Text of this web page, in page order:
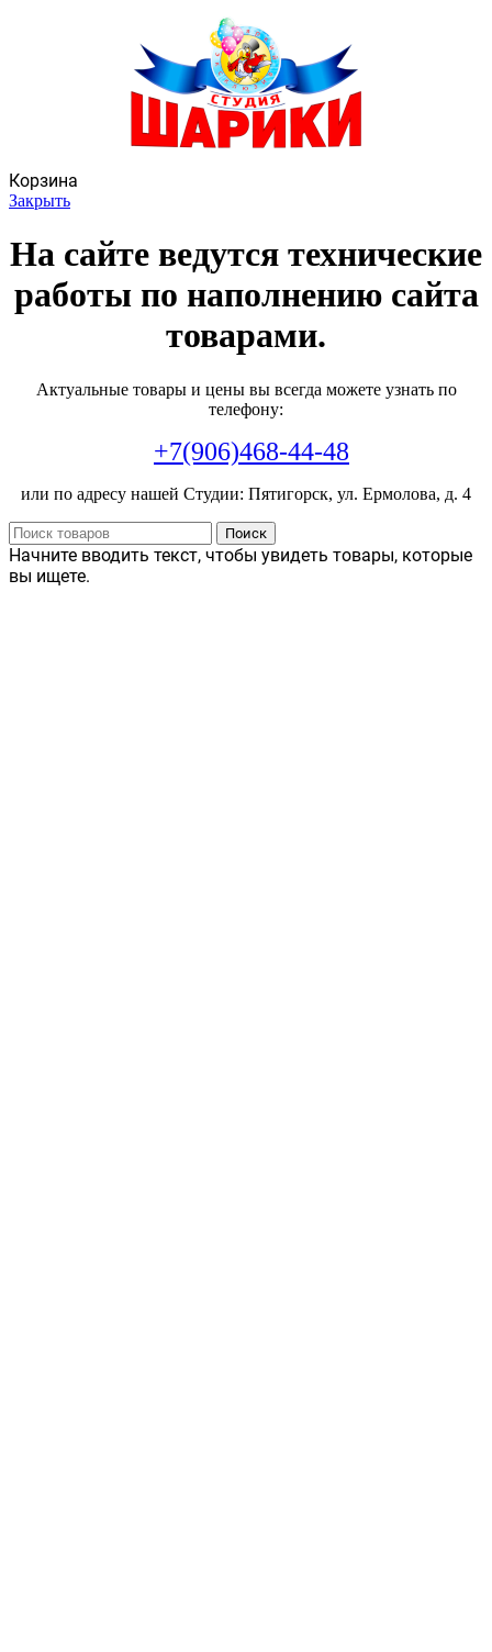
Корзина
Закрыть
На сайте ведутся технические
работы по наполнению сайта
товарами.
Актуальные товары и цены вы всегда можете узнать по
телефону:
+7(906)468-44-48
или по адресу нашей Студии: Пятигорск, ул. Ермолова, д. 4
Поиск
Начните вводить текст, чтобы увидеть товары, которые
вы ищете.